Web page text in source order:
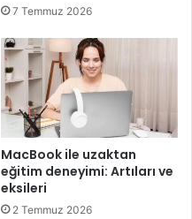
7 Temmuz 2026
MacBook ile uzaktan
eğitim deneyimi: Artıları ve
eksileri
2 Temmuz 2026